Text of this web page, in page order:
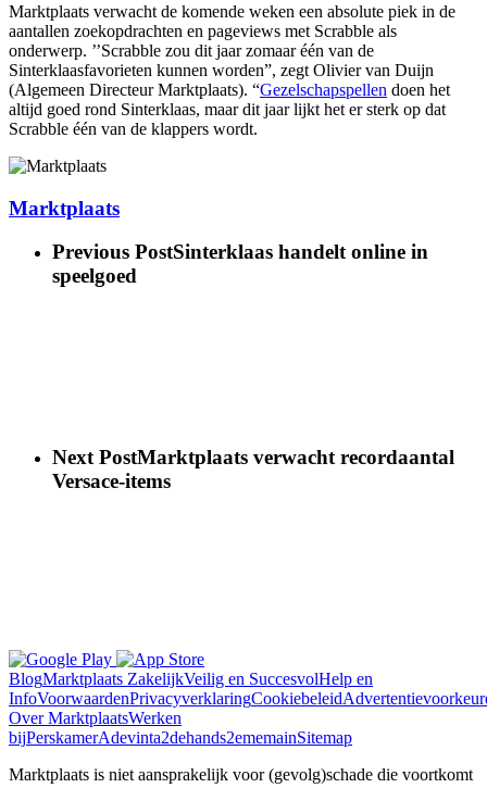
Marktplaats verwacht de komende weken een absolute piek in de
aantallen zoekopdrachten en pageviews met Scrabble als
onderwerp. ’’Scrabble zou dit jaar zomaar één van de
Sinterklaasfavorieten kunnen worden”, zegt Olivier van Duijn
(Algemeen Directeur Marktplaats). “Gezelschapspellen doen het
altijd goed rond Sinterklaas, maar dit jaar lijkt het er sterk op dat
Scrabble één van de klappers wordt.
Marktplaats
Previous PostSinterklaas handelt online in
speelgoed
Next PostMarktplaats verwacht recordaantal
Versace-items
BlogMarktplaats ZakelijkVeilig en SuccesvolHelp en
InfoVoorwaardenPrivacyverklaringCookiebeleid
Over MarktplaatsWerken
bijPerskamerAdevinta2dehands2ememainSitemap
Marktplaats is niet aansprakelijk voor (gevolg)schade die voortkomt